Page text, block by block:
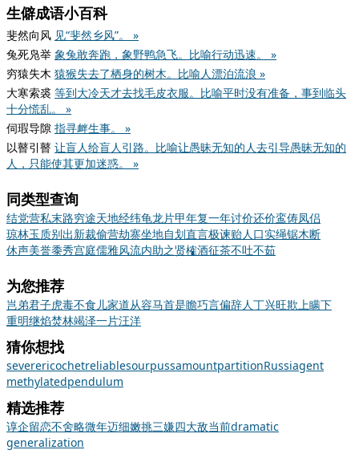
生僻成语小百科
斐然向风 见“斐然乡风”。 »
兔死凫举 象兔敢奔跑，象野鸭急飞。比喻行动迅速。 »
穷猿失木 猿猴失去了栖身的树木。比喻人漂泊流浪 »
大寒索裘 等到大冷天才去找毛皮衣服。比喻平时没有准备，事到临头
十分慌乱。 »
伺瑕导隙 指寻衅生事。 »
以瞽引瞽 让盲人给盲人引路。比喻让愚昧无知的人去引导愚昧无知的
人，只能使其更加迷惑。 »
同类型查询
结党营私末路穷途天地经纬龟龙片甲年复一年讨价还价鸾俦凤侣
琼林玉质别出新裁偷营劫寨坐地自划直言极谏贻人口实绳锯木断
休声美誉黍秀宫庭儒雅风流内助之贤榷酒征茶不吐不茹
为您推荐
岂弟君子虎毒不食儿家道从容马首是瞻巧言偏辞人丁兴旺欺上瞒下
重明继焰焚林竭泽一片汪洋
猜你想找
severericochetreliablesourpussamountpartitionRussiagent
methylatedpendulum
精选推荐
谆企留恋不舍略微年迈细嫩挑三嫌四大敌当前dramatic
generalization